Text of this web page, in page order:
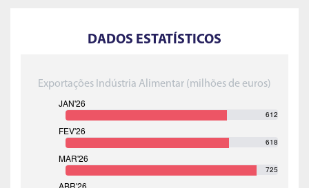
DADOS ESTATÍSTICOS
Exportações Indústria Alimentar (milhões de euros)
612
618
725